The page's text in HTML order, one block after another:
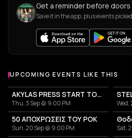
Get a reminder before doors
Save it in the app, plus events
UPCOMING EVENTS LIKE THIS
AKYLAS PRESS START TOUR
Thu, 3 Sep @ 9:00 PM Wed,
50 ΑΠΟΧΡΩΣΕΙΣ ΤΟΥ ΡΟΚ
Sun, 20 Sep @ 9:00 PM Sat,